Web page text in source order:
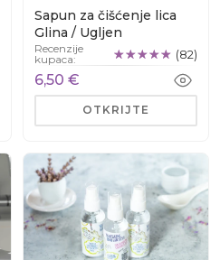
Sapun za čišćenje lica
Glina / Ugljen
Recenzije
kupaca:
(82)
6,50 €
OTKRIJTE